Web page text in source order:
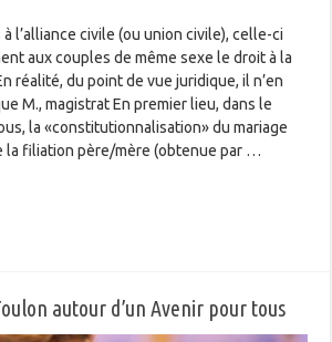
l’alliance civile (ou union civile), celle-ci
aux couples de même sexe le droit à la
réalité, du point de vue juridique, il n’en
M., magistrat En premier lieu, dans le
la «constitutionnalisation» du mariage
la filiation père/mère (obtenue par …
autour d’un Avenir pour tous